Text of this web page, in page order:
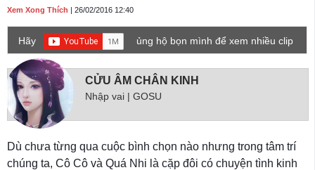
Xem Xong Thích | 26/02/2016 12:40
Hãy
ủng hộ bọn mình để xem nhiều clip
game mới hơn nhé!
CỬU ÂM CHÂN KINH
Nhập vai | GOSU
Dù chưa từng qua cuộc bình chọn nào nhưng trong tâm trí
chúng ta, Cô Cô và Quá Nhi là cặp đôi có chuyện tình kinh